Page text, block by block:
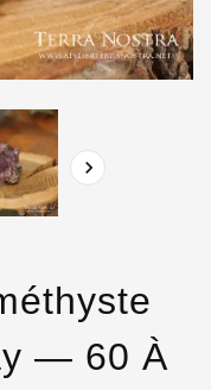

— 60 À